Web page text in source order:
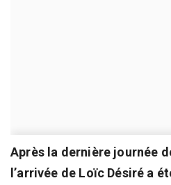
Après la dernière journée
l’arrivée de Loïc Désiré a